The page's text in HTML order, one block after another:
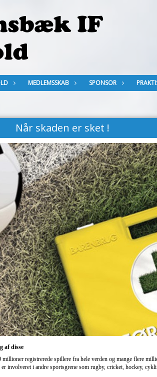
MEDLEMSSKAB SPONSOR
Når skaden er sket !
af disse
registrerede spillere fra hele verden og mange flere
involveret i andre sportsgrene som rugby, cricket, hockey,